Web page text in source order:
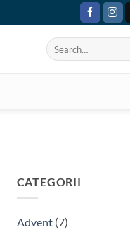
CATEGORII
Advent(7)